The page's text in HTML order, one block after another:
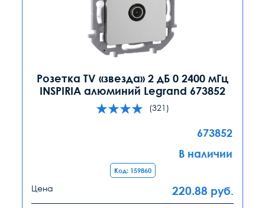
Розетка TV «звезда» 2 дБ 0 2400 мГц
INSPIRIA алюминий Legrand 673852
(321)
673852
В наличии
Код: 159860
Цена 220.88 руб.